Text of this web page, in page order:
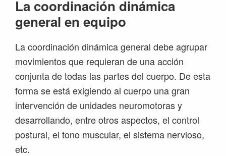
La coordinación dinámica
general en equipo
La coordinación dinámica general debe agrupar
movimientos que requieran de una acción
conjunta de todas las partes del cuerpo. De esta
forma se está exigiendo al cuerpo una gran
intervención de unidades neuromotoras y
desarrollando, entre otros aspectos, el control
postural, el tono muscular, el sistema nervioso,
etc.